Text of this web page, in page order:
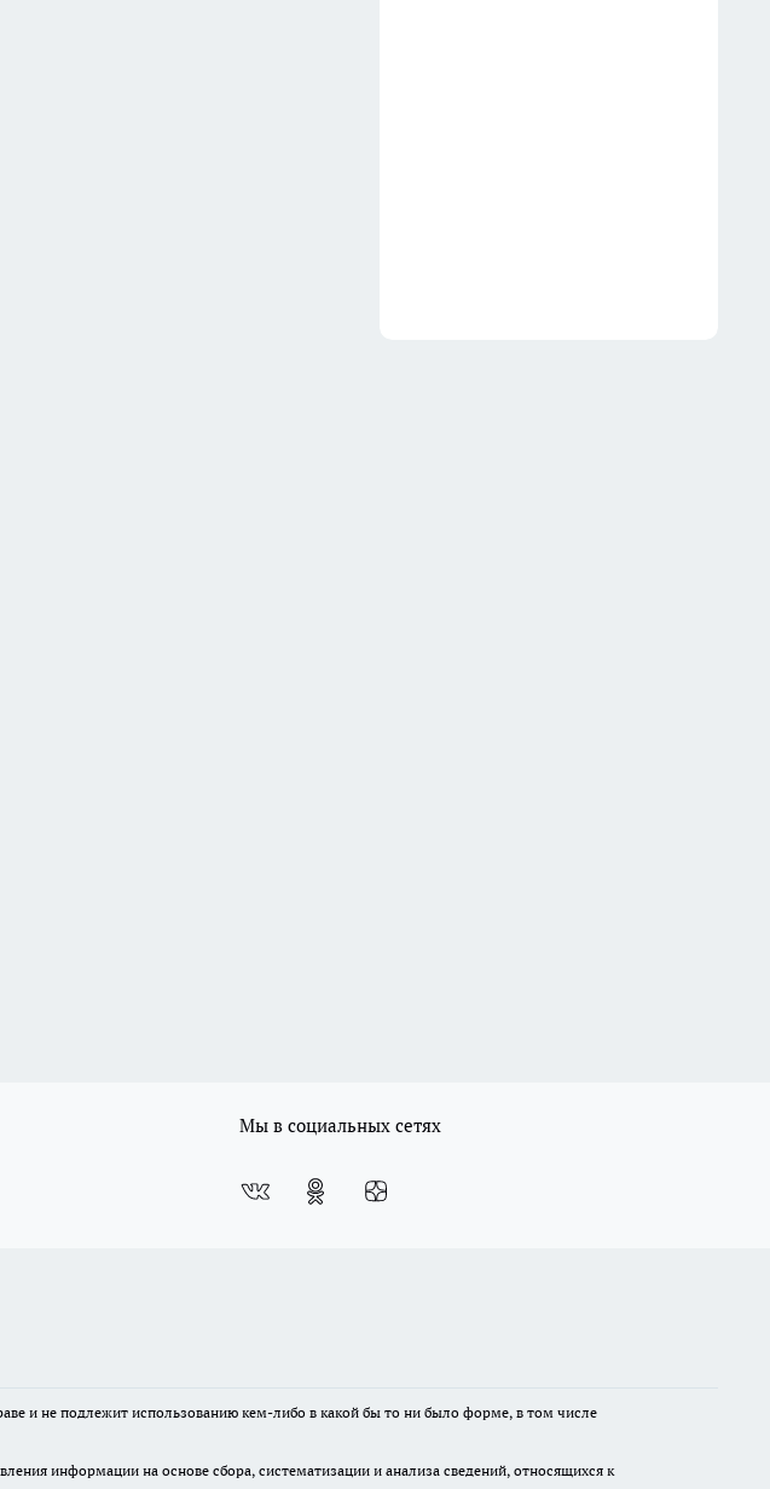
Мы в социальных сетях
и не подлежит использованию кем-либо в какой бы то ни было форме, в том числе
информации на основе сбора, систематизации и анализа сведений, относящихся к